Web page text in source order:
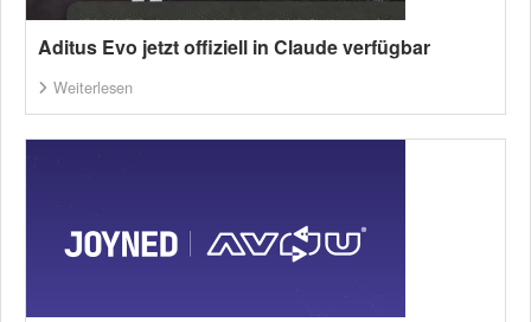
Aditus Evo jetzt offiziell in Claude verfügbar
Weiterlesen